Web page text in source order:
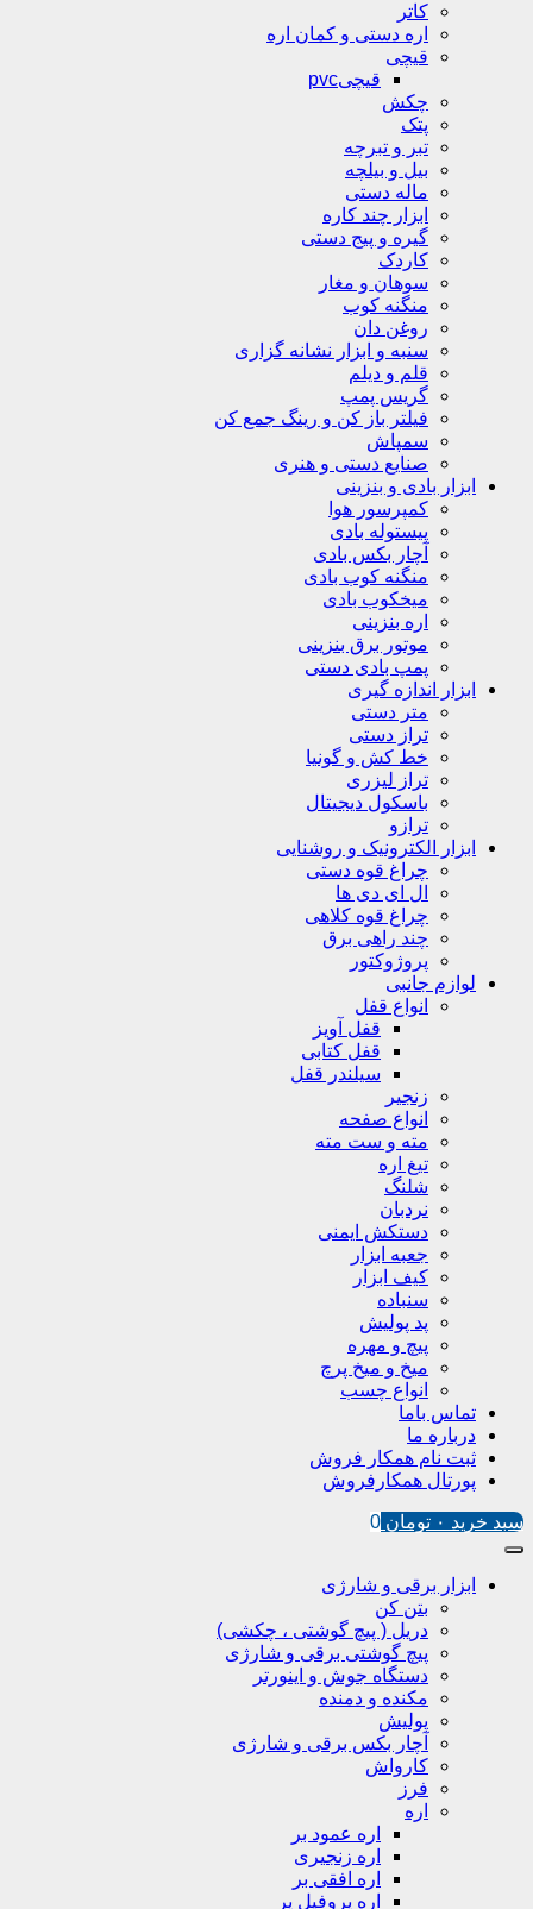
کاتر
اره دستی و کمان اره
قیچی
قیچیpvc
چکش
پتک
تبر و تبرچه
بیل و بیلچه
ماله دستی
ابزار چند کاره
گیره و پیج دستی
کاردک
سوهان و مغار
منگنه کوب
روغن دان
سنبه و ابزار نشانه گزاری
قلم و دیلم
گریس پمپ
فیلتر باز کن و رینگ جمع کن
سمپاش
صنایع دستی و هنری
ابزار بادی و بنزینی
کمپرسور هوا
پیستوله بادی
آچار بکس بادی
منگنه کوب بادی
میخکوب بادی
اره بنزینی
موتور برق بنزینی
پمپ بادی دستی
ابزار اندازه گیری
متر دستی
تراز دستی
خط کش و گونیا
تراز لیزری
باسکول دیجیتال
ترازو
ابزار الکترونیک و روشنایی
چراغ قوه دستی
ال ای دی ها
چراغ قوه کلاهی
چند راهی برق
پروژوکتور
لوازم جانبی
انواع قفل
قفل آویز
قفل کتابی
سیلندر قفل
زنجیر
انواع صفحه
مته و ست مته
تیغ اره
شلنگ
نردبان
دستکش ایمنی
جعبه ابزار
کیف ابزار
سنباده
پد پولیش
پیچ و مهره
میخ و میخ پرچ
انواع چسب
تماس باما
درباره ما
ثبت نام همکار فروش
پورتال همکارفروش
سبد خرید ۰ تومان 0
ابزار برقی و شارژی
بتن کن
دریل ( پیچ گوشتی ، چکشی)
پیچ گوشتی برقی و شارژی
دستگاه جوش و اینورتر
مکنده و دمنده
پولیش
آچار بکس برقی و شارژی
کارواش
فرز
اره
اره عمود بر
اره زنجیری
اره افقی بر
اره پروفیل پر